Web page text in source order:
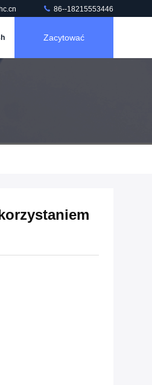
86--18215553446
Zacytować